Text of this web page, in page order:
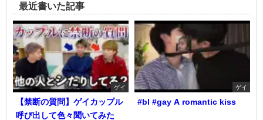
最近書いた記事
ゲイ
【禁断の質問】ゲイカップル
呼び出して色々聞いてみた
ゲイ
#bl #gay A romantic kiss